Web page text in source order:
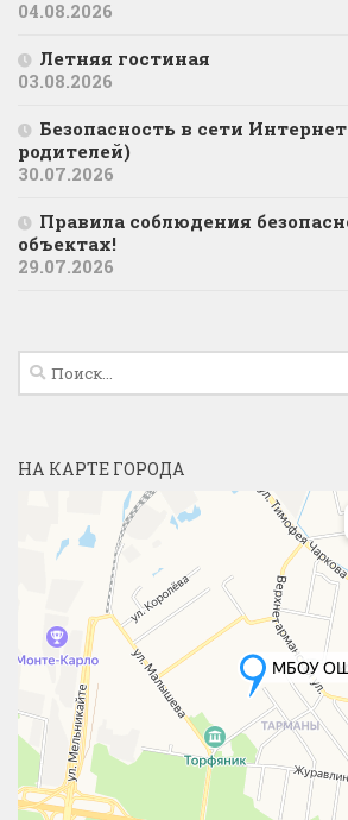
04.08.2026
Летняя гостиная
03.08.2026
Безопасность в сети
родителей)
30.07.2026
Правила соблюдения
объектах!
29.07.2026
Найти:
НА КАРТЕ ГОРОДА